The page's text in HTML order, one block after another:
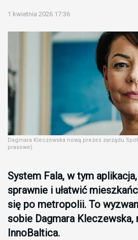
1 kwietnia 2026 17:36
Dagmara Kleczewska nową prezes zarządu
prasowe)
System Fala, w tym
sprawnie i ułatwić
się po metropolii. To
sobie Dagmara
InnoBaltica.